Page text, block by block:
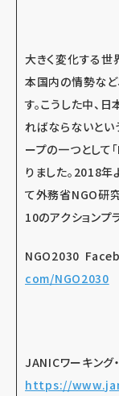
大きく変化する世
本国内の情勢など
す。こうした中、
ればならないとい
ープの一つとして
りました。2018年
て外務省NGO研
10のアクションプ
NGO2030
com/NGO2030
JANICワーキング
https://